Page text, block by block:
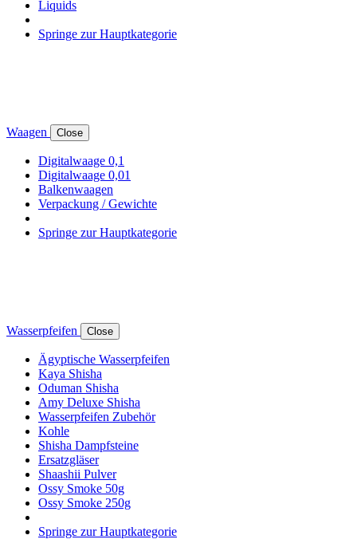
Liquids
Springe zur Hauptkategorie
Waagen Close
Digitalwaage 0,1
Digitalwaage 0,01
Balkenwaagen
Verpackung / Gewichte
Springe zur Hauptkategorie
Wasserpfeifen Close
Ägyptische Wasserpfeifen
Kaya Shisha
Oduman Shisha
Amy Deluxe Shisha
Wasserpfeifen Zubehör
Kohle
Shisha Dampfsteine
Ersatzgläser
Shaashii Pulver
Ossy Smoke 50g
Ossy Smoke 250g
Springe zur Hauptkategorie